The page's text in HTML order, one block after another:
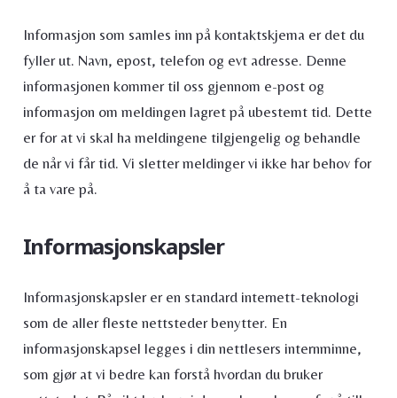
Informasjon som samles inn på kontaktskjema er det du
fyller ut. Navn, epost, telefon og evt adresse. Denne
informasjonen kommer til oss gjennom e-post og
informasjon om meldingen lagret på ubestemt tid. Dette
er for at vi skal ha meldingene tilgjengelig og behandle
de når vi får tid. Vi sletter meldinger vi ikke har behov for
å ta vare på.
Informasjonskapsler
Informasjonskapsler er en standard internett-teknologi
som de aller fleste nettsteder benytter. En
informasjonskapsel legges i din nettlesers internminne,
som gjør at vi bedre kan forstå hvordan du bruker